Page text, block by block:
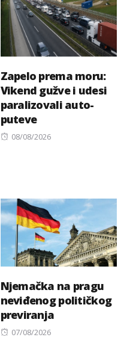
Zapelo prema moru:
Vikend gužve i udesi
paralizovali auto-
puteve
Posted
08/08/2026
Njemačka na pragu
neviđenog političkog
previranja
Posted
07/08/2026